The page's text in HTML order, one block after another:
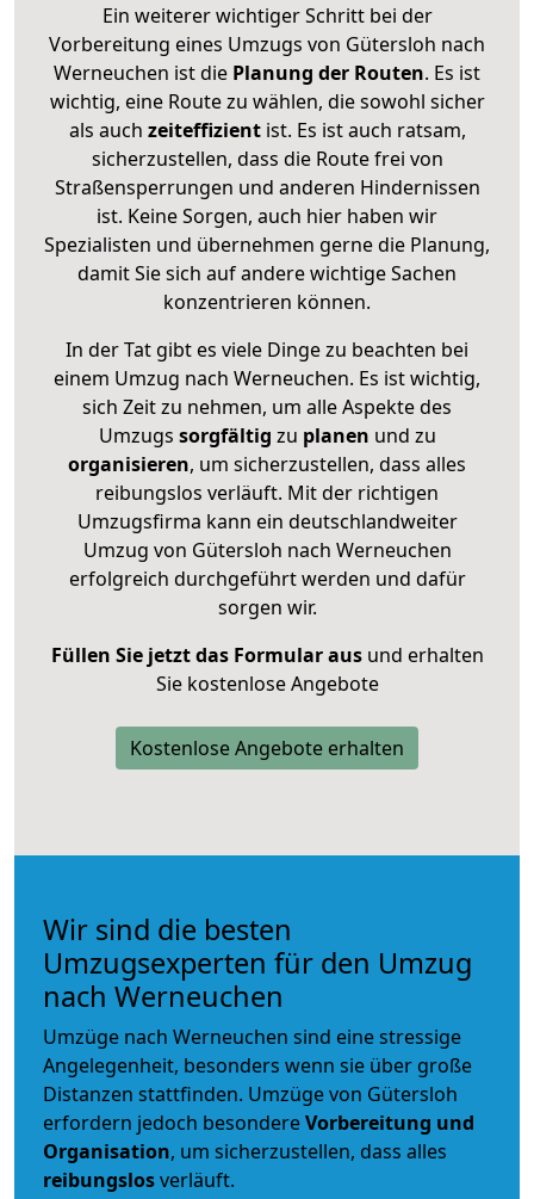
Ein weiterer wichtiger Schritt bei der
Vorbereitung eines Umzugs von Gütersloh nach
Werneuchen ist die Planung der Routen. Es ist
wichtig, eine Route zu wählen, die sowohl sicher
als auch zeiteffizientist. Es ist auch ratsam,
sicherzustellen, dass die Route frei von
Straßensperrungen und anderen Hindernissen
ist. Keine Sorgen, auch hier haben wir
Spezialisten und übernehmen gerne die Planung,
damit Sie sich auf andere wichtige Sachen
konzentrieren können.
In der Tat gibt es viele Dinge zu beachten bei
einem Umzug nach Werneuchen. Es ist wichtig,
sich Zeit zu nehmen, um alle Aspekte des
Umzugs sorgfältig zu planen und zu
organisieren, um sicherzustellen, dass alles
reibungslos verläuft. Mit der richtigen
Umzugsfirma kann ein deutschlandweiter
Umzug von Gütersloh nach Werneuchen
erfolgreich durchgeführt werden und dafür
sorgen wir.
Füllen Sie jetzt das Formular ausund erhalten
Sie kostenlose Angebote
Kostenlose Angebote erhalten
Wir sind die besten
Umzugsexperten für den Umzug
nach Werneuchen
Umzüge nach Werneuchen sind eine stressige
Angelegenheit, besonders wenn sie über große
Distanzen stattfinden. Umzüge von Gütersloh
erfordern jedoch besondereVorbereitung und
Organisation, um sicherzustellen, dass alles
reibungslosverläuft.